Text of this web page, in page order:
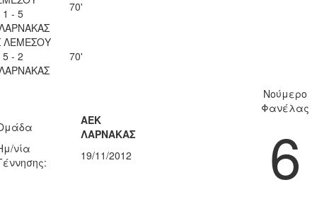
1 - 5
70'
ΛΕΜΕΣΟΥ
5 - 2
70'
ΑΕΚ
ΛΑΡΝΑΚΑΣ
νία
19/11/2012
Νούμερο
Φανέλας
6